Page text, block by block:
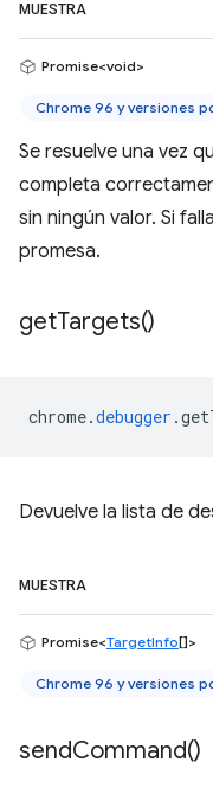
MUESTRA
Promise<void>
Chrome 96 y versiones
Se resuelve una vez
completa
sin ningún valor. Si
promesa.
getTargets()
chrome.debugger .
Devuelve la lista de
MUESTRA
Promise<TargetInfo[]>
Chrome 96 y versiones
sendCommand()